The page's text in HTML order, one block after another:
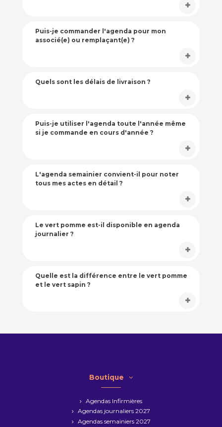
Puis-je commander l'agenda pour mon
associé(e) ou remplaçant(e) ?
Quels sont les délais de livraison ?
Puis-je utiliser l'agenda toute l'année même
si je commande en cours d'année ?
L'agenda semainier convient-il pour noter
tous mes actes en détail ?
Le vert pomme est-il disponible en agenda
journalier ?
Quelle est la différence entre le vert pomme
et le vert sapin ?
Boutique
Agendas Infirmières
Agendas journaliers 2027
Agendas semainiers 2027